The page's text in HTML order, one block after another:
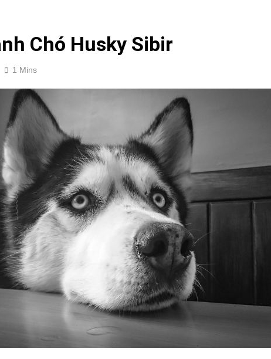
7 Năm Ago
Can Bulldogs Play Fetch? And How to Train Them!
7 Năm Ago
Chó Husky Sibir
1 Mins